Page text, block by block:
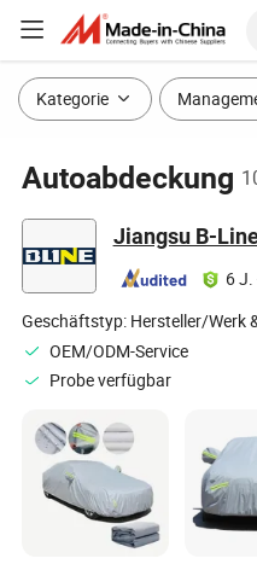
Kategorie
Autoabdeckung
Jiangsu B-
6 J.
Geschäftstyp: Hersteller/Werk
OEM/ODM-Service
Probe verfügbar